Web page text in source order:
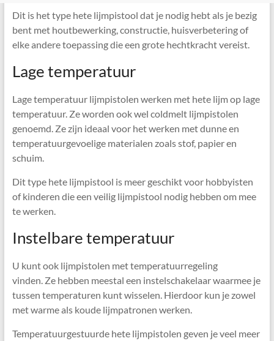
Dit is het type hete lijmpistool dat je nodig hebt als je bezig
bent met houtbewerking, constructie, huisverbetering of
elke andere toepassing die een grote hechtkracht vereist.
Lage temperatuur
Lage temperatuur lijmpistolen werken met hete lijm op lage
temperatuur. Ze worden ook wel coldmelt lijmpistolen
genoemd. Ze zijn ideaal voor het werken met dunne en
temperatuurgevoelige materialen zoals stof, papier en
schuim.
Dit type hete lijmpistool is meer geschikt voor hobbyisten
of kinderen die een veilig lijmpistool nodig hebben om mee
te werken.
Instelbare temperatuur
U kunt ook lijmpistolen met temperatuurregeling
vinden. Ze hebben meestal een instelschakelaar waarmee je
tussen temperaturen kunt wisselen. Hierdoor kun je zowel
met warme als koude lijmpatronen werken.
Temperatuurgestuurde hete lijmpistolen geven je veel meer